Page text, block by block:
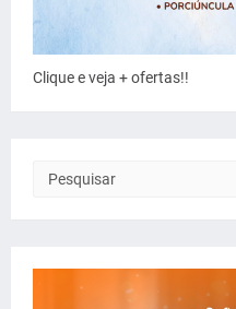
Clique e veja + ofertas!!